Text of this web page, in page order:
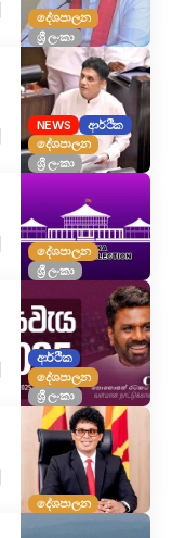
දේශපාලන
ශ්‍රී ලංකා
NEWS
ආර්ථික
දේශපාලන
ශ්‍රී ලංකා
දේශපාලන
ශ්‍රී ලංකා
ආර්ථික
දේශපාලන
ශ්‍රී ලංකා
දේශපාලන